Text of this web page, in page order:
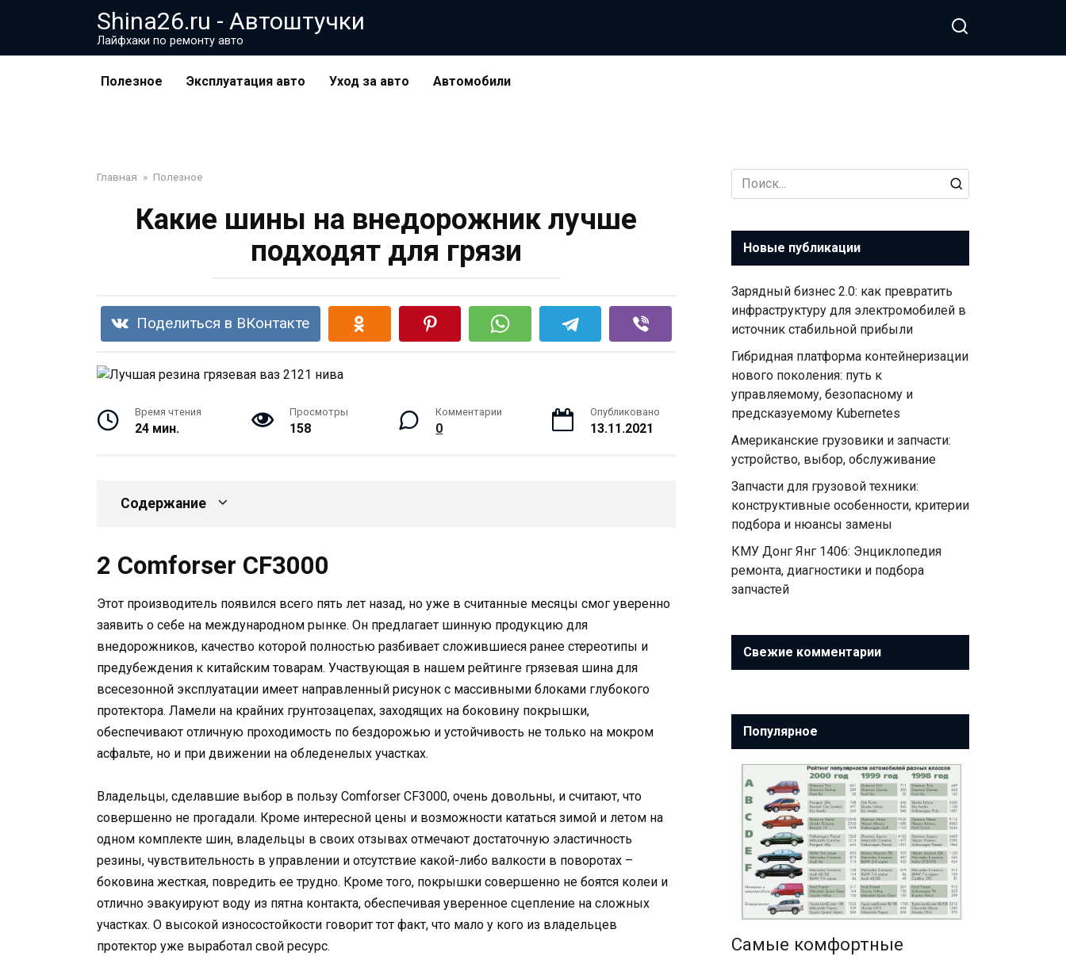
Shina26.ru - Автоштучки
Лайфхаки по ремонту авто
Полезное Эксплуатация авто Уход за авто Автомобили
Главная » Полезное
Какие шины на внедорожник лучше
подходят для грязи
Поделиться в ВКонтакте
Время чтения
24 мин.
Просмотры
158
Комментарии
0
Опубликовано
13.11.2021
Содержание
2 Comforser CF3000
Этот производитель появился всего пять лет назад, но уже в считанные месяцы смог уверенно
заявить о себе на международном рынке. Он предлагает шинную продукцию для
внедорожников, качество которой полностью разбивает сложившиеся ранее стереотипы и
предубеждения к китайским товарам. Участвующая в нашем рейтинге грязевая шина для
всесезонной эксплуатации имеет направленный рисунок с массивными блоками глубокого
протектора. Ламели на крайних грунтозацепах, заходящих на боковину покрышки,
обеспечивают отличную проходимость по бездорожью и устойчивость не только на мокром
асфальте, но и при движении на обледенелых участках.
Владельцы, сделавшие выбор в пользу Comforser CF3000, очень довольны, и считают, что
совершенно не прогадали. Кроме интересной цены и возможности кататься зимой и летом на
одном комплекте шин, владельцы в своих отзывах отмечают достаточную эластичность
резины, чувствительность в управлении и отсутствие какой-либо валкости в поворотах –
боковина жесткая, повредить ее трудно. Кроме того, покрышки совершенно не боятся колеи и
отлично эвакуируют воду из пятна контакта, обеспечивая уверенное сцепление на сложных
участках. О высокой износостойкости говорит тот факт, что мало у кого из владельцев
протектор уже выработал свой ресурс.
Search
for:
Новые публикации
Зарядный бизнес 2.0: как превратить
инфраструктуру для электромобилей в
источник стабильной прибыли
Гибридная платформа контейнеризации
нового поколения: путь к
управляемому, безопасному и
предсказуемому Kubernetes
Американские грузовики и запчасти:
устройство, выбор, обслуживание
Запчасти для грузовой техники:
конструктивные особенности, критерии
подбора и нюансы замены
КМУ Донг Янг 1406: Энциклопедия
ремонта, диагностики и подбора
запчастей
Свежие комментарии
Популярное
Самые комфортные